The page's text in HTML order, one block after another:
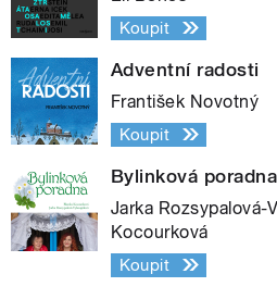
Koupit
Adventní radosti
František Novotný
Koupit
Bylinková poradna
Jarka Rozsypalová-
Kocourková
Koupit